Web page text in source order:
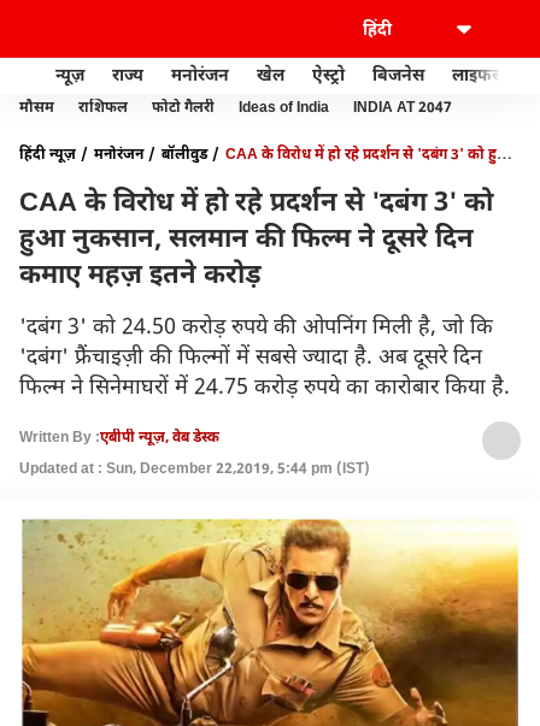
न्यूज़ राज्य मनोरंजन खेल ऐस्ट्रो बिजनेस लाइफस्टाइल
मौसम राशिफल फोटो गैलरी Ideas of India INDIA AT 2047
हिंदी न्यूज़ मनोरंजन बॉलीवुड
CAA के विरोध में हो रहे प्रदर्शन से 'दबंग 3' को हुआ
CAA के विरोध में हो रहे प्रदर्शन से 'दबंग 3' को
हुआ नुकसान, सलमान की फिल्म ने दूसरे दिन
कमाए महज़ इतने करोड़
'दबंग 3' को 24.50 करोड़ रुपये की ओपनिंग मिली है, जो कि
'दबंग' फ्रैंचाइज़ी की फिल्मों में सबसे ज्यादा है. अब दूसरे दिन
फिल्म ने सिनेमाघरों में 24.75 करोड़ रुपये का कारोबार किया है.
Written By :एबीपी न्यूज़, वेब डेस्क
Updated at : Sun, December 22,2019, 5:44 pm (IST)